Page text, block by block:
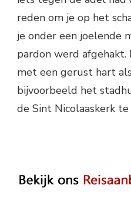
reden om je op het
je onder een joelende
pardon werd
met een gerust hart
bijvoorbeeld het
de Sint Nicolaaskerk te